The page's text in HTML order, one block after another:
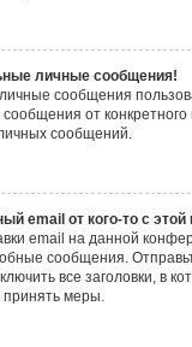
личные сообщения!
сообщения
от
сообщений.
email от кого-то с
email на данной
сообщения.
все заголовки, в
принять меры.